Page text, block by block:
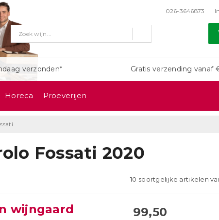
026-3646873
verzonden* Gratis verzending vanaf
Horeca Proeverijen
Fossati 2020
10 soortgelijke artikelen
wijngaard
99,50